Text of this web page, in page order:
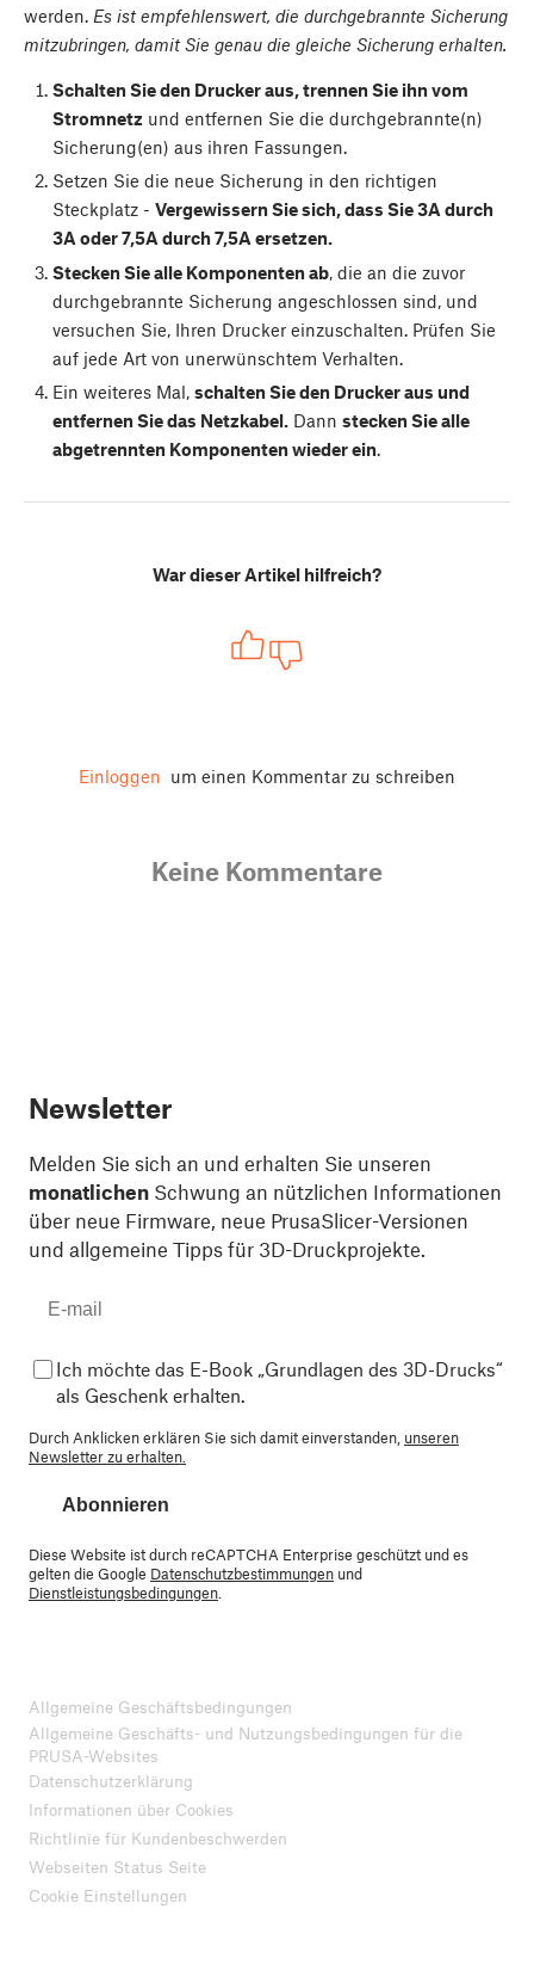
werden. Es ist empfehlenswert, die durchgebrannte Sicherung
mitzubringen, damit Sie genau die gleiche Sicherung erhalten.
Schalten Sie den Drucker aus, trennen Sie ihn vom
Stromnetz und entfernen Sie die durchgebrannte(n)
Sicherung(en) aus ihren Fassungen.
Setzen Sie die neue Sicherung in den richtigen
Steckplatz - Vergewissern Sie sich, dass Sie 3A durch
3A oder 7,5A durch 7,5A ersetzen.
Stecken Sie alle Komponenten ab, die an die zuvor
durchgebrannte Sicherung angeschlossen sind, und
versuchen Sie, Ihren Drucker einzuschalten. Prüfen Sie
auf jede Art von unerwünschtem Verhalten.
Ein weiteres Mal, schalten Sie den Drucker aus und
entfernen Sie das Netzkabel.Dann stecken Sie alle
abgetrennten Komponenten wieder ein.
War dieser Artikel hilfreich?
Einloggen um einen Kommentar zu schreiben
Keine Kommentare
Newsletter
Melden Sie sich an und erhalten Sie unseren
monatlichen Schwung an nützlichen Informationen
über neue Firmware, neue PrusaSlicer-Versionen
und allgemeine Tipps für 3D-Druckprojekte.
Ich möchte das E-Book „Grundlagen des 3D-Drucks“
als Geschenk erhalten.
Durch Anklicken erklären Sie sich damit einverstanden, unseren
Newsletter zu erhalten.
Abonnieren
Diese Website ist durch reCAPTCHA Enterprise geschützt und es
gelten die Google Datenschutzbestimmungen und
Dienstleistungsbedingungen
Allgemeine Geschäftsbedingungen
Allgemeine Geschäfts- und Nutzungsbedingungen für die
PRUSA-Websites
Datenschutzerklärung
Informationen über Cookies
Richtlinie für Kundenbeschwerden
Webseiten Status Seite
Cookie Einstellungen